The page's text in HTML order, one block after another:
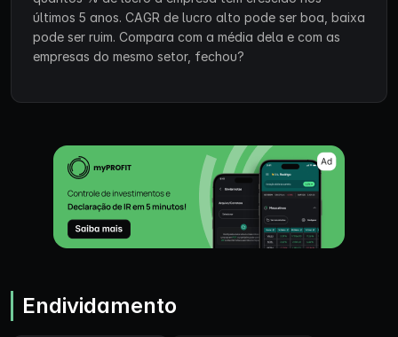
últimos 5 anos. CAGR de lucro alto pode ser boa, baixa
pode ser ruim. Compara com a média dela e com as
empresas do mesmo setor, fechou?
Endividamento